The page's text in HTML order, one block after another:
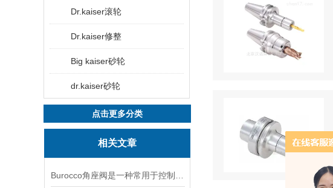
Dr.kaiser滚轮
Dr.kaiser修整
Big kaiser砂轮
dr.kaiser砂轮
点击更多分类
相关文章